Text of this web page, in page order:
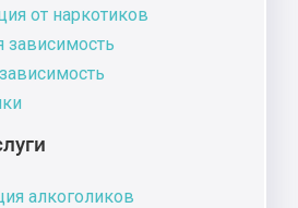
от наркотиков
зависимость
алкоголиков